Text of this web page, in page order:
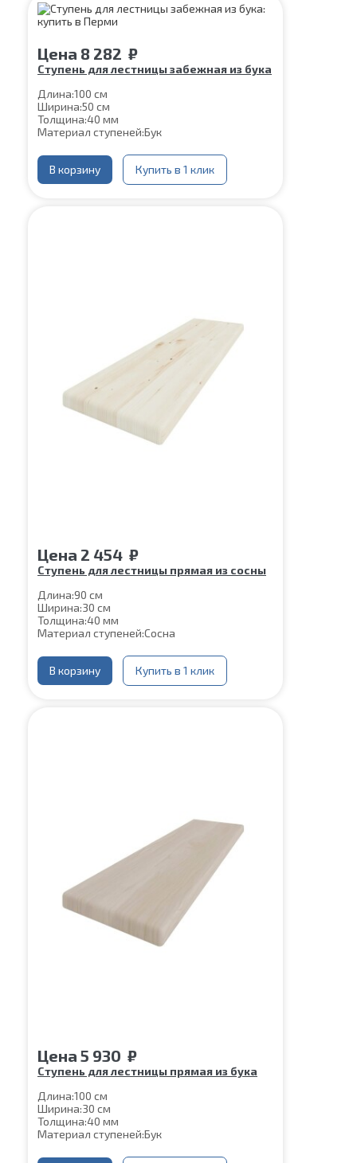
Цена 8 282 ₽
Ступень для лестницы забежная из бука
Длина:100 см
Ширина:50 см
Толщина:40 мм
Материал ступеней:Бук
В корзину Купить в 1 клик
Цена 2 454 ₽
Ступень для лестницы прямая из сосны
Длина:90 см
Ширина:30 см
Толщина:40 мм
Материал ступеней:Сосна
В корзину Купить в 1 клик
Цена 5 930 ₽
Ступень для лестницы прямая из бука
Длина:100 см
Ширина:30 см
Толщина:40 мм
Материал ступеней:Бук